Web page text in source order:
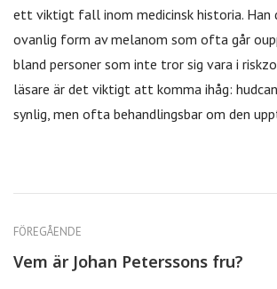
ett viktigt fall inom medicinsk historia. Han
ovanlig form av melanom som ofta går
bland personer som inte tror sig vara i
läsare är det viktigt att komma ihåg:
synlig, men ofta behandlingsbar om den
FÖREGÅENDE
Vem är Johan Peterssons fru?